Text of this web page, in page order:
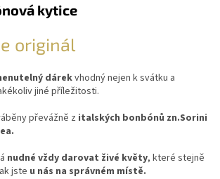
kytice
originál
dárekvhodný nejen k svátku a
jiné příležitosti.
převážně z italských bonbónů zn.Sorini
nudné vždy darovat živé květy, které stejně
jste u nás na správném místě.